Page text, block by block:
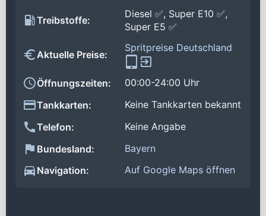
Treibstoffe:
Diesel ✅, Super E10 ✅,
Super E5 ✅
Aktuelle Preise:
Spritpreise Deutschland
Öffnungszeiten:
00:00-24:00 Uhr
Tankkarten:
Keine Tankkarten bekannt
Telefon:
Keine Angabe
Bundesland:
Bayern
Navigation:
Auf Google Maps öffnen